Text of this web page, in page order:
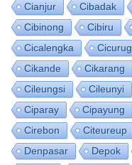
Cianjur
Cibadak
Cibinong
Cibiru
Cicalengka
Cicurug
Cikande
Cikarang
Cileungsi
Cileunyi
Ciparay
Cipayung
Cirebon
Citeureup
Denpasar
Depok